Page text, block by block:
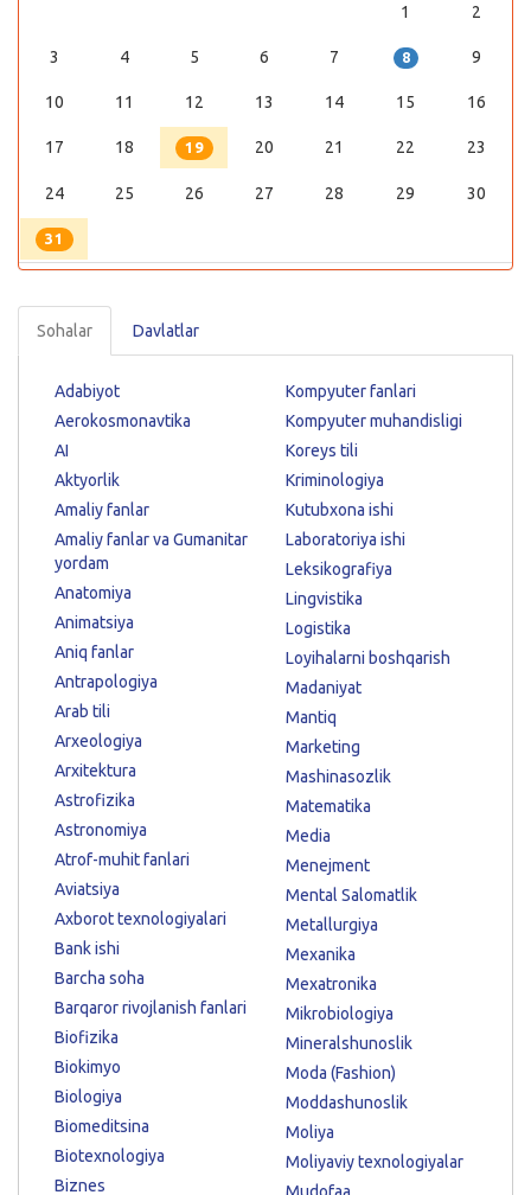
1
2
3 4 5 6 7 8 9
10 11 12 13 14 15 16
17 18 19 20 21 22 23
24 25 26 27 28 29 30
31
Sohalar Davlatlar
Adabiyot
Aerokosmonavtika
AI
Aktyorlik
Amaliy fanlar
Amaliy fanlar va Gumanitar
yordam
Anatomiya
Animatsiya
Aniq fanlar
Antrapologiya
Arab tili
Arxeologiya
Arxitektura
Astrofizika
Astronomiya
Atrof-muhit fanlari
Aviatsiya
Axborot texnologiyalari
Bank ishi
Barcha soha
Barqaror rivojlanish fanlari
Biofizika
Biokimyo
Biologiya
Biomeditsina
Biotexnologiya
Biznes
Kompyuter fanlari
Kompyuter muhandisligi
Koreys tili
Kriminologiya
Kutubxona ishi
Laboratoriya ishi
Leksikografiya
Lingvistika
Logistika
Loyihalarni boshqarish
Madaniyat
Mantiq
Marketing
Mashinasozlik
Matematika
Media
Menejment
Mental Salomatlik
Metallurgiya
Mexanika
Mexatronika
Mikrobiologiya
Mineralshunoslik
Moda (Fashion)
Moddashunoslik
Moliya
Moliyaviy texnologiyalar